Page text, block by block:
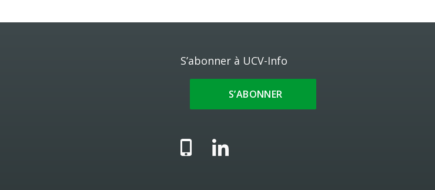
S’abonner à UCV-Info
S’ABONNER